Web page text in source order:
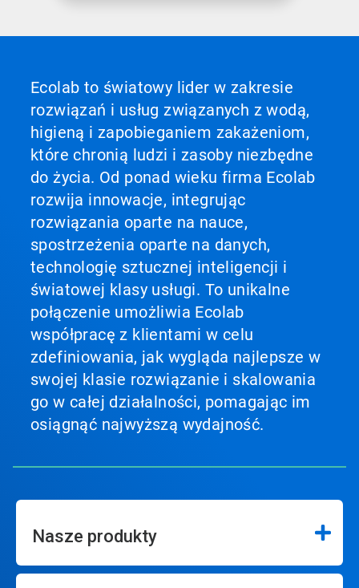
Ecolab to światowy lider w zakresie
rozwiązań i usług związanych z wodą,
higieną i zapobieganiem zakażeniom,
które chronią ludzi i zasoby niezbędne
do życia. Od ponad wieku firma Ecolab
rozwija innowacje, integrując
rozwiązania oparte na nauce,
spostrzeżenia oparte na danych,
technologię sztucznej inteligencji i
światowej klasy usługi. To unikalne
połączenie umożliwia Ecolab
współpracę z klientami w celu
zdefiniowania, jak wygląda najlepsze w
swojej klasie rozwiązanie i skalowania
go w całej działalności, pomagając im
osiągnąć najwyższą wydajność.
Nasze produkty